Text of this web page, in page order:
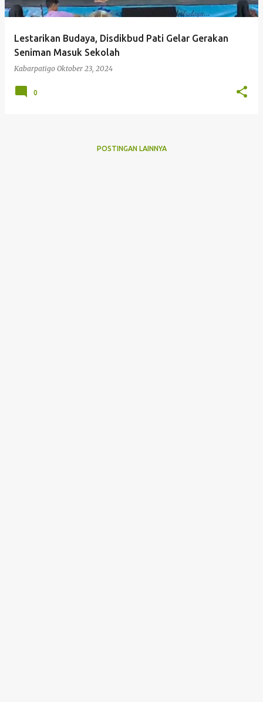
n
Lestarikan Budaya, Disdikbud Pati Gelar Gerakan
Seniman Masuk Sekolah
Kabarpatigo Oktober 23, 2024
0
POSTINGAN LAINNYA